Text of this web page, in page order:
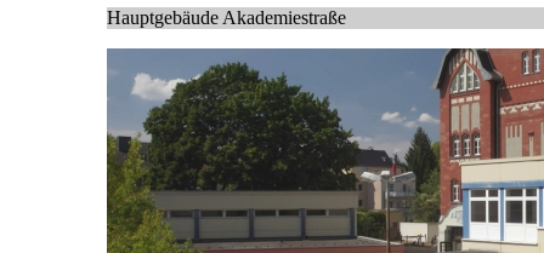
Hauptgebäude Akademiestraße